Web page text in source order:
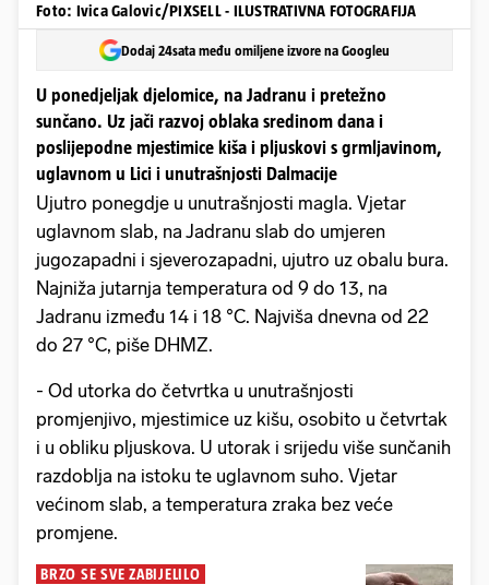
Foto: Ivica Galovic/PIXSELL - ILUSTRATIVNA FOTOGRAFIJA
Dodaj 24sata među omiljene izvore na Googleu
U ponedjeljak djelomice, na Jadranu i pretežno
sunčano. Uz jači razvoj oblaka sredinom dana i
poslijepodne mjestimice kiša i pljuskovi s grmljavinom,
uglavnom u Lici i unutrašnjosti Dalmacije
Ujutro ponegdje u unutrašnjosti magla. Vjetar
uglavnom slab, na Jadranu slab do umjeren
jugozapadni i sjeverozapadni, ujutro uz obalu bura.
Najniža jutarnja temperatura od 9 do 13, na
Jadranu između 14 i 18 °C. Najviša dnevna od 22
do 27 °C, piše DHMZ.
- Od utorka do četvrtka u unutrašnjosti
promjenjivo, mjestimice uz kišu, osobito u četvrtak
i u obliku pljuskova. U utorak i srijedu više sunčanih
razdoblja na istoku te uglavnom suho. Vjetar
većinom slab, a temperatura zraka bez veće
promjene.
BRZO SE SVE ZABIJELILO